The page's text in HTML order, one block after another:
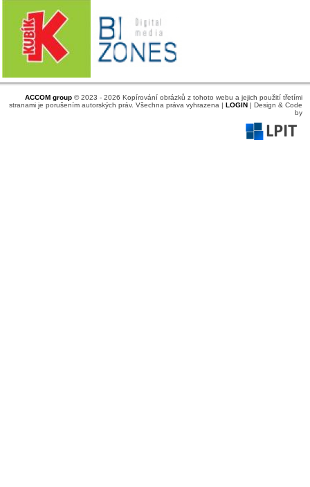
ACCOM group© 2023 - 2026 Kopírování obrázků z tohoto webu a jejich použití třetími
stranami je porušením autorských práv. Všechna práva vyhrazena | LOGIN| Design & Code
by